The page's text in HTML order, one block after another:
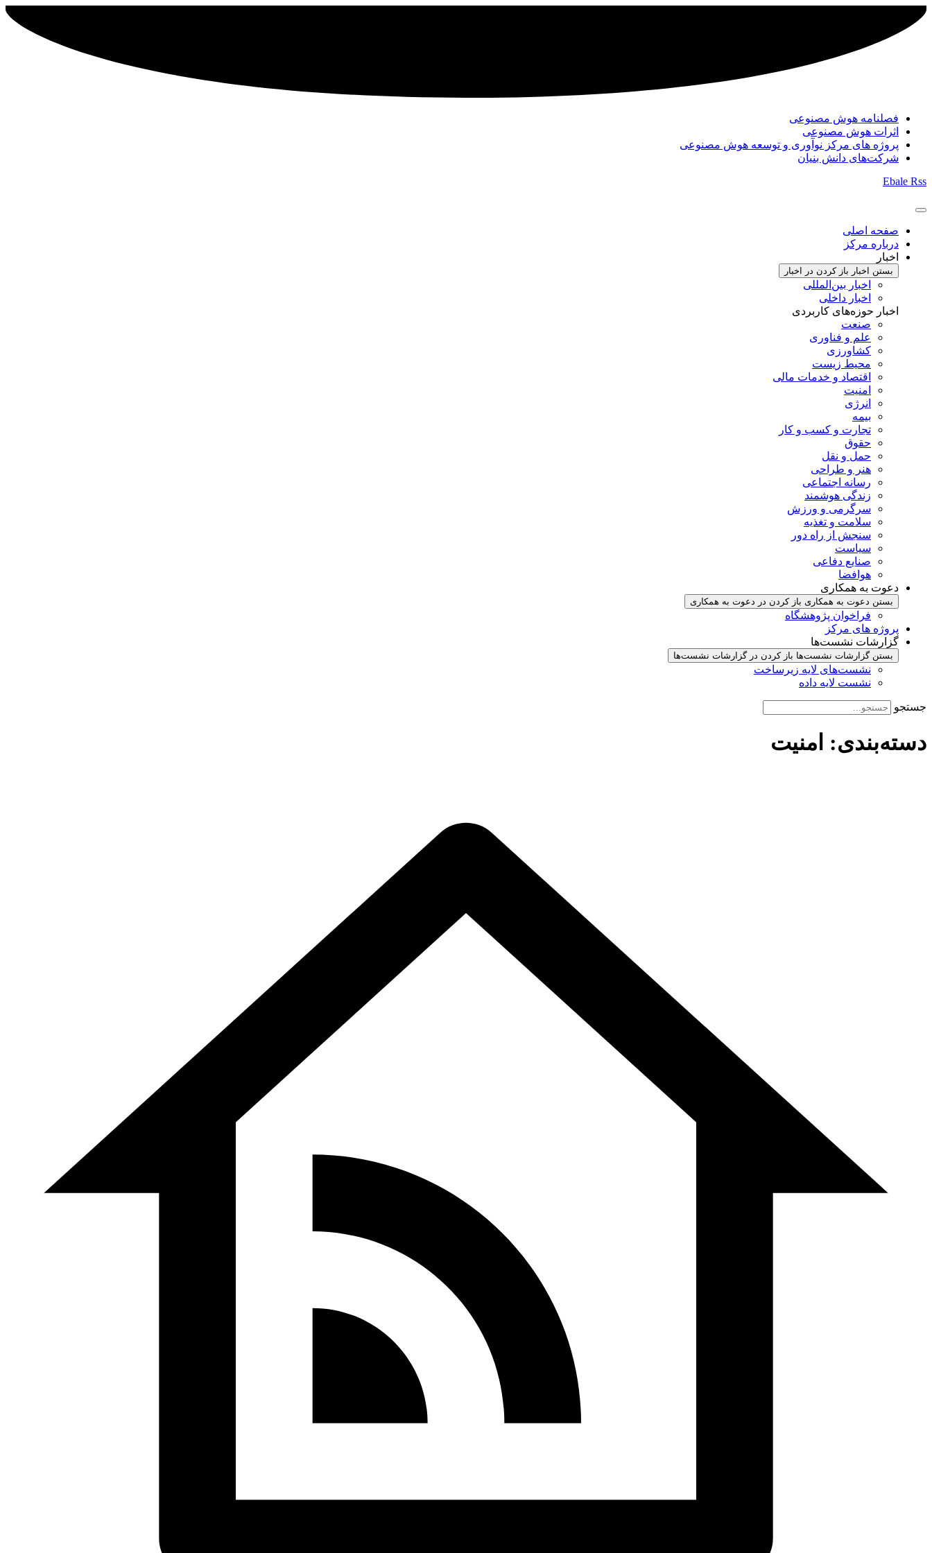
فصلنامه هوش مصنوعی
اثرات هوش مصنوعی
پروژه های مرکز نوآوری و توسعه هوش مصنوعی
شرکت‌های دانش بنیان
Ebale Rss
صفحه اصلی
درباره مرکز
اخبار
بستن اخبار باز کردن در اخبار
اخبار بین‌المللی
اخبار داخلی
اخبار حوزه‌های کاربردی
صنعت
علم و فناوری
کشاورزی
محیط زیست
اقتصاد و خدمات مالی
امنیت
انرژی
بیمه
تجارت و کسب و کار
حقوق
حمل و نقل
هنر و طراحی
رسانه اجتماعی
زندگی هوشمند
سرگرمی و ورزش
سلامت و تغذیه
سنجش از راه دور
سیاست
صنایع دفاعی
هوافضا
دعوت به همکاری
بستن دعوت به همکاری باز کردن در دعوت به همکاری
فراخوان پژوهشگاه
پروژه های مرکز
گزارشات نشست‌ها
بستن گزارشات نشست‌ها باز کردن در گزارشات نشست‌ها
نشست‌‌های لایه زیرساخت
نشست لایه داده
جستجو
دسته‌بندی: امنیت